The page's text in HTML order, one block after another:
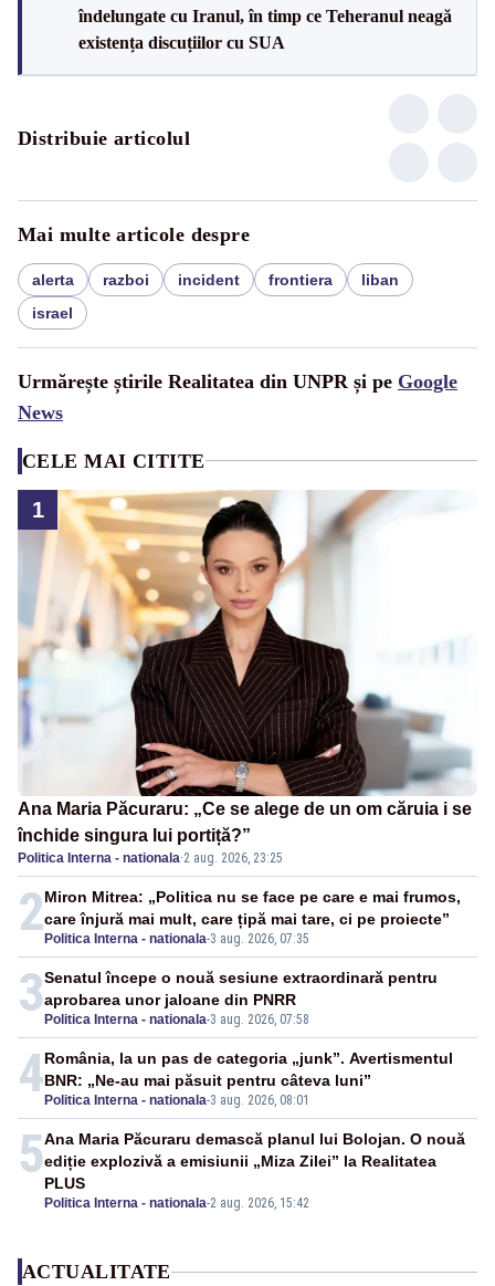
îndelungate cu Iranul, în timp ce Teheranul neagă
existența discuțiilor cu SUA
Distribuie articolul
Mai multe articole despre
alerta razboi incident frontiera
liban
israel
Urmărește știrile Realitatea din UNPR și pe Google
News
CELE MAI CITITE
1
Ana Maria Păcuraru: „Ce se alege de un om căruia i se
închide singura lui portiță?”
Politica Interna - nationala·2 aug. 2026, 23:25
2 Politica Interna - nationala-3 aug. 2026, 07:35
Miron Mitrea: „Politica nu se face pe care e mai frumos,
care înjură mai mult, care țipă mai tare, ci pe proiecte”
3 Politica Interna - nationala-3 aug. 2026, 07:58
Senatul începe o nouă sesiune extraordinară pentru
aprobarea unor jaloane din PNRR
4 Politica Interna - nationala-3 aug. 2026, 08:01
România, la un pas de categoria „junk”. Avertismentul
BNR: „Ne-au mai păsuit pentru câteva luni”
5
Politica Interna - nationala-2 aug. 2026, 15:42
Ana Maria Păcuraru demască planul lui Bolojan. O nouă
ediție explozivă a emisiunii „Miza Zilei” la Realitatea
PLUS
ACTUALITATE